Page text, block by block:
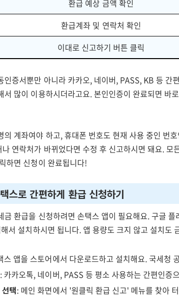
환급 예상 금액 확인
환급계좌 및 연락처 확인
이대로 신고하기 버튼 클릭
인증서뿐만 아니라 카카오, 네이버, PASS, KB 등 간
서 많이 이용하시더라고요. 본인인증이 완료되면 바
의 계좌여야 하고, 휴대폰 번호도 현재 사용 중인 번
연락처가 바뀌었다면 수정 후 신고하시면 돼요. 모
하면 신청이 완료됩니다!
스로 간편하게 환급 신청하기
금 환급을 신청하려면 손택스 앱이 필요해요. 구글
서 설치하시면 됩니다. 앱 용량도 크지 않고 설치도
스 앱을 스토어에서 다운로드하고 설치해요. 국세청
: 카카오톡, 네이버, PASS 등 평소 사용하는 간편인증
택: 메인 화면에서 '원클릭 환급 신고' 메뉴를 찾아